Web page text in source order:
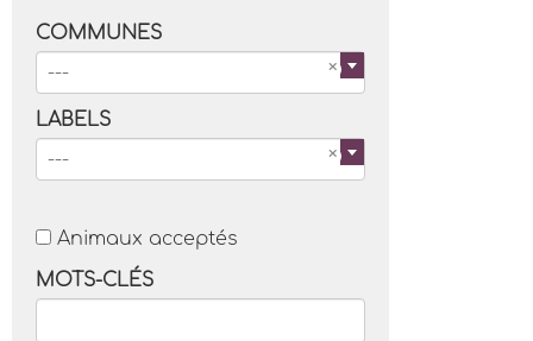
COMMUNES
---
LABELS
---
Animaux acceptés
MOTS-CLÉS